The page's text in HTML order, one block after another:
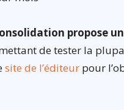
propose
de tester la
site de l’éditeur pour